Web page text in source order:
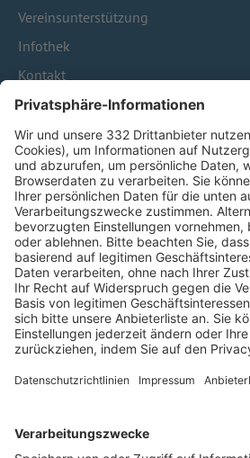
Vereinsunterstützung
Infothek
Kontakt
HÄUFIG BESUCHTE SEITEN
Pässe und Vereinswechsel
Trainerausbildung
Schulungsangebot Vereinsmitarbeiter
BFV-Geschäftsstellen
Trainerbörse
Login SpielPlus
FOLGE DEM BFV